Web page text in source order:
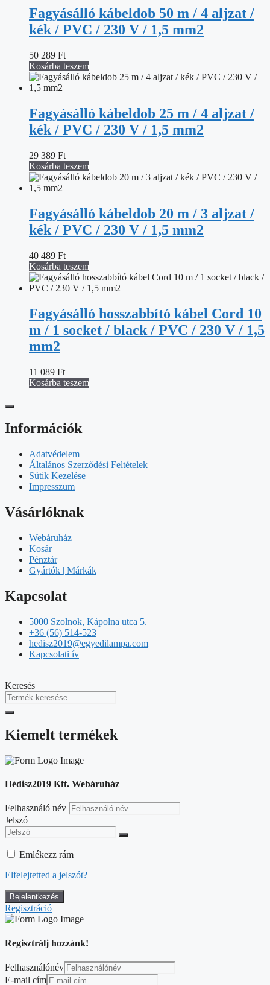
Fagyásálló kábeldob 50 m / 4 aljzat /
kék / PVC / 230 V / 1,5 mm2
50 289 Ft
Kosárba teszem
Fagyásálló kábeldob 25 m / 4 aljzat /
kék / PVC / 230 V / 1,5 mm2
29 389 Ft
Kosárba teszem
Fagyásálló kábeldob 20 m / 3 aljzat /
kék / PVC / 230 V / 1,5 mm2
40 489 Ft
Kosárba teszem
Fagyásálló hosszabbító kábel Cord 10
m / 1 socket / black / PVC / 230 V / 1,5
mm2
11 089 Ft
Kosárba teszem
Információk
Adatvédelem
Általános Szerződési Feltételek
Sütik Kezelése
Impresszum
Vásárlóknak
Webáruház
Kosár
Pénztár
Gyártók | Márkák
Kapcsolat
5000 Szolnok, Kápolna utca 5.
+36 (56) 514-523
hedisz2019@egyedilampa.com
Kapcsolati ív
Keresés
Kiemelt termékek
Hédisz2019 Kft. Webáruház
Felhasználó név
Jelszó
Emlékezz rám
Elfelejtetted a jelszót?
Regisztráció
Regisztrálj hozzánk!
Felhasználónév
E-mail cím